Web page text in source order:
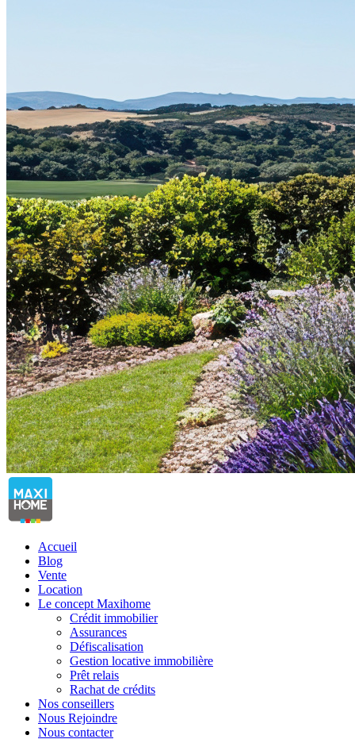
Accueil
Blog
Vente
Location
Le concept Maxihome
Crédit immobilier
Assurances
Défiscalisation
Gestion locative immobilière
Prêt relais
Rachat de crédits
Nos conseillers
Nous Rejoindre
Nous contacter